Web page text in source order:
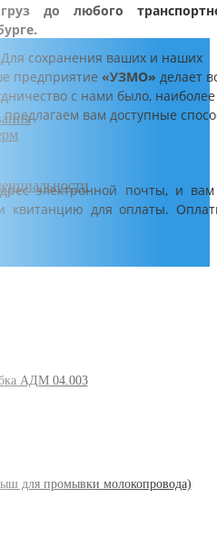
до любого
Для сохранения ваших и наших
предприятие «УЗМО» делает
с нами было, наиболее
вам доступные
электронной почты, и
квитанцию для оплаты.
АДМ 04.003
для промывки молокопровода)